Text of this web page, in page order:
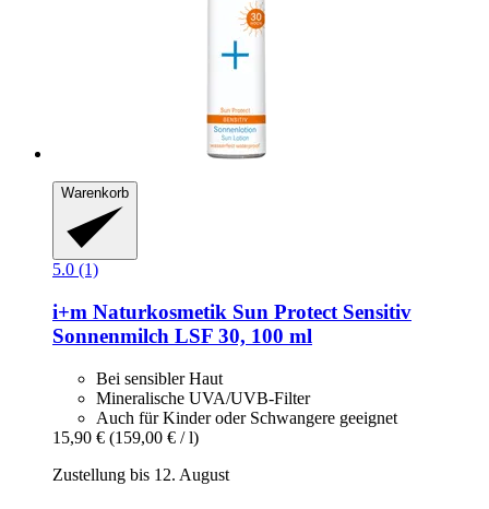
Warenkorb
5.0 (1)
i+m Naturkosmetik Sun Protect Sensitiv
Sonnenmilch LSF 30, 100 ml
Bei sensibler Haut
Mineralische UVA/UVB-Filter
Auch für Kinder oder Schwangere geeignet
15,90 € (159,00 € / l)
Zustellung bis 12. August